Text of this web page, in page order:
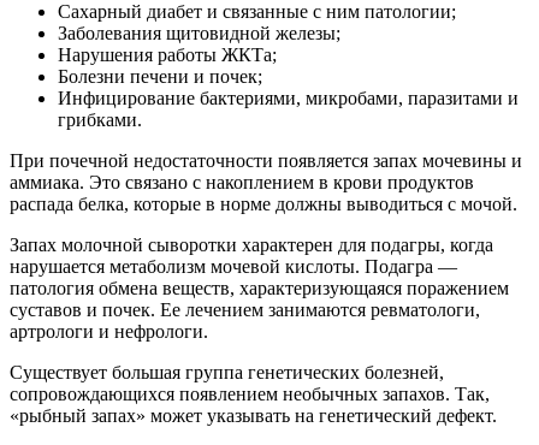
Сахарный диабет и связанные с ним патологии;
Заболевания щитовидной железы;
Нарушения работы ЖКТа;
Болезни печени и почек;
Инфицирование бактериями, микробами, паразитами и
грибками.
При почечной недостаточности появляется запах мочевины и
аммиака. Это связано с накоплением в крови продуктов
распада белка, которые в норме должны выводиться с мочой.
Запах молочной сыворотки характерен для подагры, когда
нарушается метаболизм мочевой кислоты. Подагра —
патология обмена веществ, характеризующаяся поражением
суставов и почек. Ее лечением занимаются ревматологи,
артрологи и нефрологи.
Существует большая группа генетических болезней,
сопровождающихся появлением необычных запахов. Так,
«рыбный запах» может указывать на генетический дефект.